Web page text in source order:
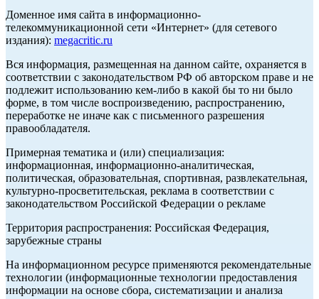
Доменное имя сайта в информационно-
телекоммуникационной сети «Интернет» (для сетевого
издания): megacritic.ru
Вся информация, размещенная на данном сайте, охраняется в
соответствии с законодательством РФ об авторском праве и не
подлежит использованию кем-либо в какой бы то ни было
форме, в том числе воспроизведению, распространению,
переработке не иначе как с письменного разрешения
правообладателя.
Примерная тематика и (или) специализация:
информационная, информационно-аналитическая,
политическая, образовательная, спортивная, развлекательная,
культурно-просветительская, реклама в соответствии с
законодательством Российской Федерации о рекламе
Территория распространения: Российская Федерация,
зарубежные страны
На информационном ресурсе применяются рекомендательные
технологии (информационные технологии предоставления
информации на основе сбора, систематизации и анализа